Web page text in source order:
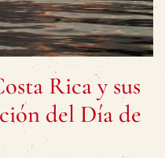
Rica y sus
del Día de